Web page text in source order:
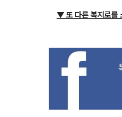
▼ 또 다른 복지로를